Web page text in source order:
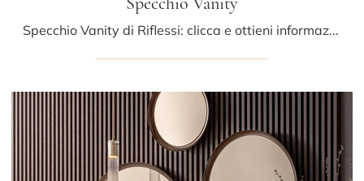
Specchio Vanity di Riflessi: clicca e ottieni informazioni sui Complementi e specchi moderni in vetro del noto e conosciuto brand!